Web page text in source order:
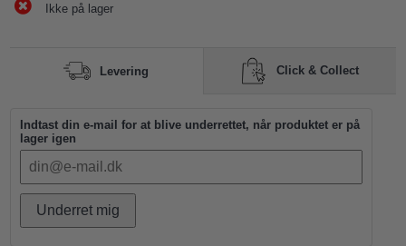
Ikke på lager
Levering Click & Collect
Indtast din e-mail for at blive underrettet, når produktet er på
lager igen
Underret mig